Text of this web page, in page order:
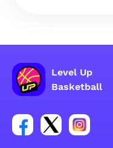
Level Up
Basketball
Facebook hesabı
Twitter hesabı